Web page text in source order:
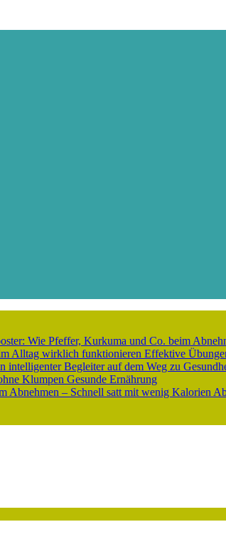
Wie Pfeffer, Kurkuma und Co. beim
Alltag wirklich funktionieren Effektive
intelligenter Begleiter auf dem Weg zu
Klumpen Gesunde Ernährung
Abnehmen – Schnell satt mit wenig Kalorien